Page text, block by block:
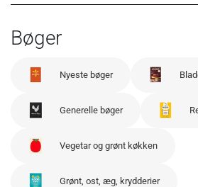
Bøger
Nyeste bøger
Generelle bøger
Vegetar og grønt køkken
Grønt, ost, æg, krydderier